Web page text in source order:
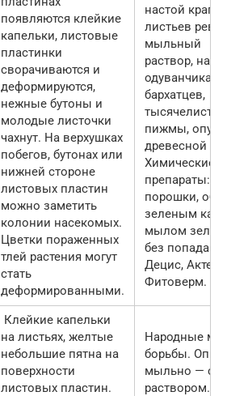
появляются клейкие
капельки, листовые
пластинки
сворачиваются и
деформируются,
нежные бутоны и
молодые листочки
чахнут. На верхушках
побегов, бутонах или
нижней стороне
листовых пластин
можно заметить
колонии насекомых.
Цветки пораженных
тлей растения могут
стать
деформированными.
настой
листьев
мыльный
раствор,
одуванчика,
бархатцев,
пижмы,
древесной
Химические
препараты:
порошки,
зеленым
мылом
без
Децис,
Фитоверм.
Клейкие капельки
на листьях, желтые
небольшие пятна на
поверхности
листовых пластин.
Народные
борьбы.
мыльно —
раствором.